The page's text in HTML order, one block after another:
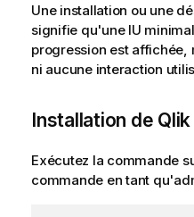
Une installation ou une
signifie qu'une IU
progression est affichée,
ni aucune interaction
Installation de
Exécutez la commande
commande en tant